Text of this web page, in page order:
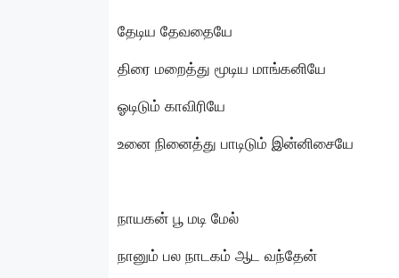
தேடிய தேவதையே
திரை மறைத்து மூடிய மாங்கனியே
ஓடிடும் காவிரியே
உனை நினைத்து பாடிடும் இன்னிசையே
நாயகன் பூ மடி மேல்
நானும் பல நாடகம் ஆட வந்தேன்